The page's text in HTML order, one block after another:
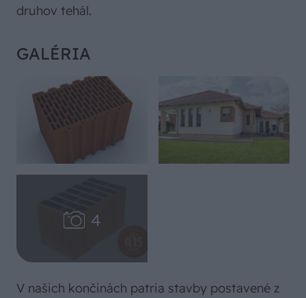
druhov tehál.
GALÉRIA
V našich končinách patria stavby postavené z